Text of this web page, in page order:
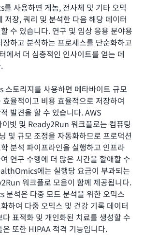
사용하면 게놈, 전사체 및 기타 오믹
저장, 쿼리 및 분석한 다음 해당 데이터
수 있습니다. 연구 및 임상 응용 분야용
하고 분석하는 프로세스를 단순화하고
에서 더 심층적인 인사이트를 얻는 데
토리지를 사용하면 페타바이트 규모
율적이고 비용 효율적으로 저장하여
발견을 할 수 있습니다. AWS
빗 및 Ready2Run 워크플로는 컴퓨팅
및 규모 조정을 자동화하므로 프로덕션
분석 파이프라인을 실행하고 인프라
연구 수행에 더 많은 시간을 할애할 수
에는 실행당 요금이 부과되는
워크플로 모음이 함께 제공됩니다.
석은 다중 모드 분석을 위한 오믹스
하여 다중 오믹스 및 건강 기록 데이터
표적화 및 개인화된 치료를 생성할 수
또한 HIPAA 적격 기능입니다.